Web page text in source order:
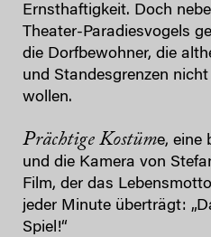
Ernsthaftigkeit. Doch
Theater-Paradiesvogels
die Dorfbewohner, die
und Standesgrenzen
wollen.
Prächtige Kostüme, eine
und die Kamera von
Film, der das
jeder Minute überträgt:
Spiel!“